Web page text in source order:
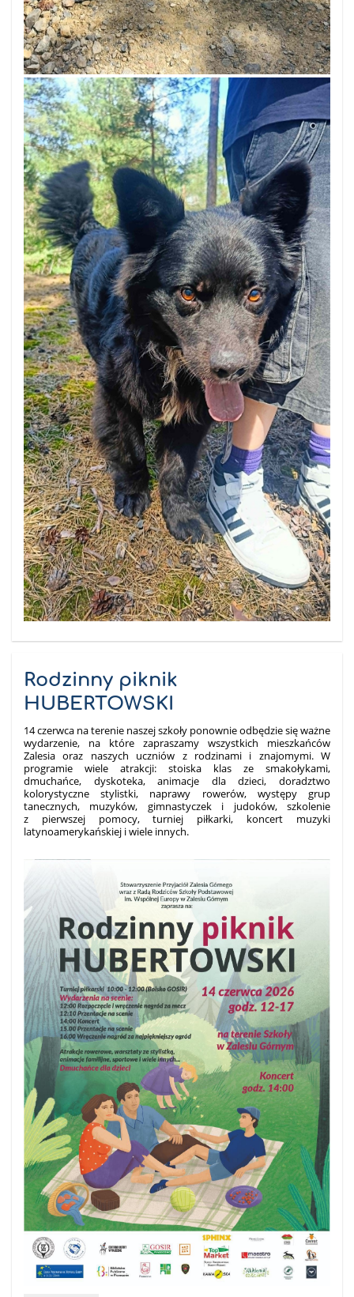
Rodzinny piknik
HUBERTOWSKI
14 czerwca na terenie naszej szkoły ponownie odbędzie się ważne
wydarzenie, na które zapraszamy wszystkich mieszkańców
Zalesia oraz naszych uczniów z rodzinami i znajomymi. W
programie wiele atrakcji: stoiska klas ze smakołykami,
dmuchańce, dyskoteka, animacje dla dzieci, doradztwo
kolorystyczne stylistki, naprawy rowerów, występy grup
tanecznych, muzyków, gimnastyczek i judoków, szkolenie
z pierwszej pomocy, turniej piłkarki, koncert muzyki
latynoamerykańskiej i wiele innych.